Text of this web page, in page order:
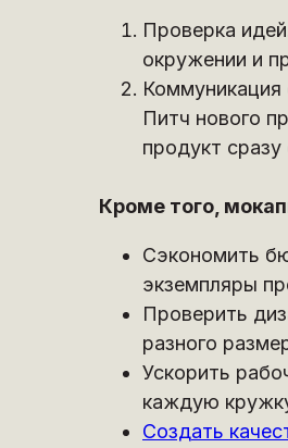
Проверка
окружении и
Коммуникация
Питч нового
продукт сразу
Кроме того,
Сэкономить
экземпляры
Проверить
разного
Ускорить
каждую
Создать